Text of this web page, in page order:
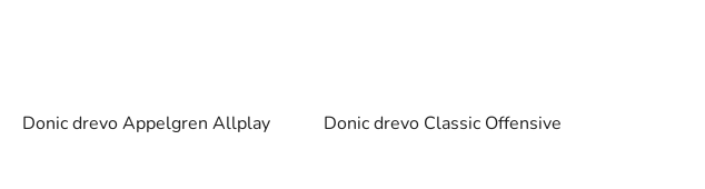
Donic drevo Appelgren Allplay Donic drevo Classic Offensive